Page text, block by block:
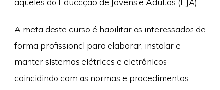
A meta deste curso é habilitar os interessados de
forma profissional para elaborar, instalar e
manter sistemas elétricos e eletrônicos
coincidindo com as normas e procedimentos